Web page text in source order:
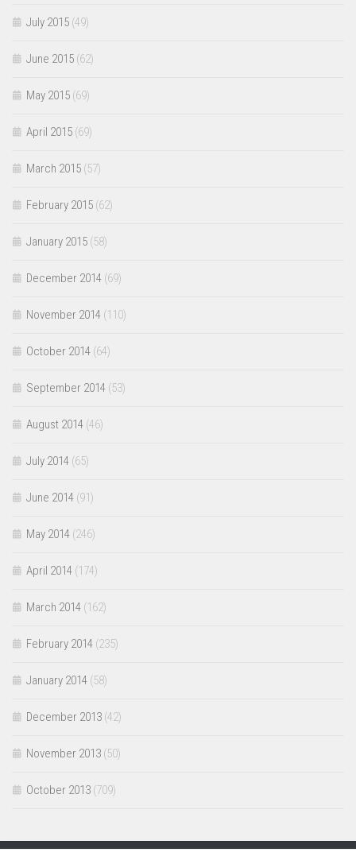
July 2015 (49)
June 2015 (62)
May 2015 (69)
April 2015 (69)
March 2015 (57)
February 2015 (62)
January 2015 (58)
December 2014 (69)
November 2014 (110)
October 2014 (64)
September 2014 (53)
August 2014 (46)
July 2014 (65)
June 2014 (91)
May 2014 (246)
April 2014 (174)
March 2014 (162)
February 2014 (235)
January 2014 (58)
December 2013 (42)
November 2013 (50)
October 2013 (709)